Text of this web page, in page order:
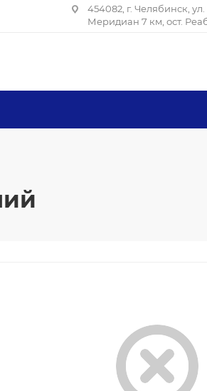
454082, г. Челябинск,
Меридиан 7 км, ост.